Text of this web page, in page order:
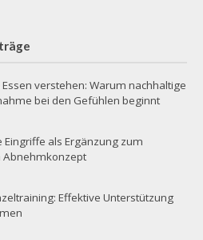
verstehen: Warum nachhaltige
bei den Gefühlen beginnt
Eingriffe als Ergänzung zum
Effektive Unterstützung